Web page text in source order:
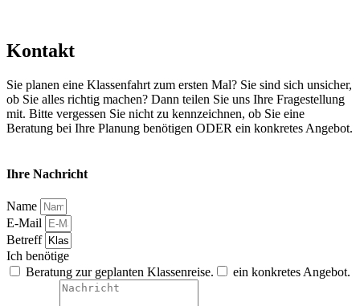
Kontakt
Sie planen eine Klassenfahrt zum ersten Mal? Sie sind sich unsicher,
ob Sie alles richtig machen? Dann teilen Sie uns Ihre Fragestellung
mit. Bitte vergessen Sie nicht zu kennzeichnen, ob Sie eine
Beratung bei Ihre Planung benötigen ODER ein konkretes Angebot.
Ihre Nachricht
Name
E-Mail
Betreff
Ich benötige
Beratung zur geplanten Klassenreise.
ein konkretes Angebot.